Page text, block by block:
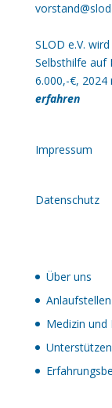
SLOD e.V.
Selbsthilfe auf
6.000,-€, 2024
erfahren
Impressum
Datenschutz
Über uns
Anlaufstellen
Medizin und
Unterstützen